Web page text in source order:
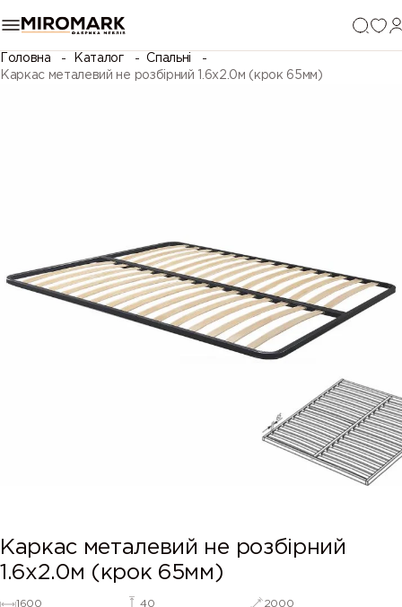
Головна Каталог
Спальні
Каркас металевий не розбірний 1.6х2.0м (крок 65мм)
Каркас металевий не розбірний
1.6х2.0м (крок 65мм)
1600 40 2000